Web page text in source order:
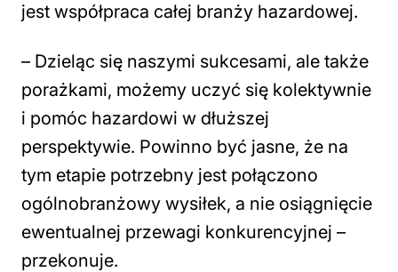
jest współpraca całej branży hazardowej.
– Dzieląc się naszymi sukcesami, ale także
porażkami, możemy uczyć się kolektywnie
i pomóc hazardowi w dłuższej
perspektywie. Powinno być jasne, że na
tym etapie potrzebny jest połączono
ogólnobranżowy wysiłek, a nie osiągnięcie
ewentualnej przewagi konkurencyjnej –
przekonuje.